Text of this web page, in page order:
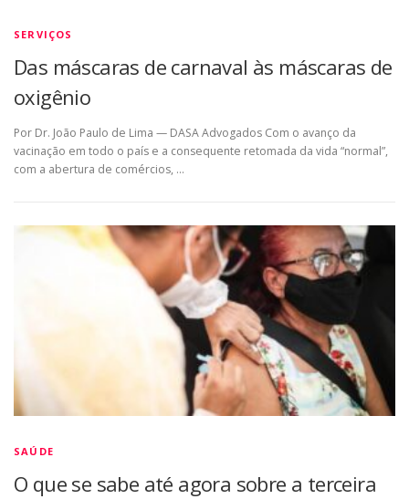
SERVIÇOS
Das máscaras de carnaval às máscaras de
oxigênio
Por Dr. João Paulo de Lima — DASA Advogados Com o avanço da
vacinação em todo o país e a consequente retomada da vida “normal”,
com a abertura de comércios, …
SAÚDE
O que se sabe até agora sobre a terceira